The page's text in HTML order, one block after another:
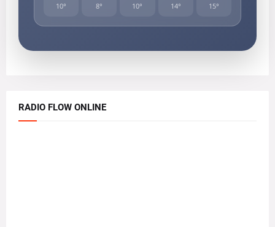
10° 8° 10° 14° 15°
RADIO FLOW ONLINE